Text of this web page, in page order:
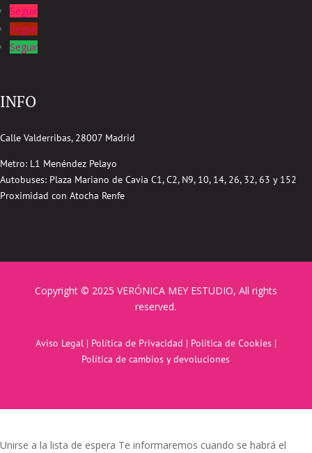
Seguir
Seguir
Seguir
INFO
Calle Valderribas, 28007 Madrid
Metro: L1 Menéndez Pelayo
Autobuses: Plaza Mariano de Cavia C1, C2, N9, 10, 14, 26, 32, 63 y 152
Proximidad con Atocha Renfe
Copyright © 2025 VERÓNICA MEY ESTUDIO, All rights
reserved.
Aviso Legal | Política de Privacidad | Política de Cookies|
Política de cambios y devoluciones
Unirse a la lista de espera Te informaremos cuando se habrá el